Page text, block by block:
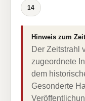
14
Hinweis zum
Der Zeitstrahl
zugeordnete
dem
Gesonderte